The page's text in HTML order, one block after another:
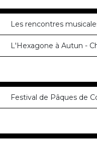
Les rencontres
L'Hexagone à Autun -
Festival de Pâques de